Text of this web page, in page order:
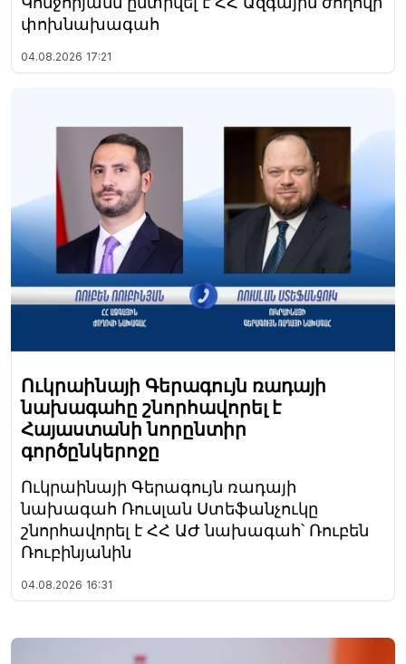
փոխնախագահ
04.08.2026 17:21
Ուկրաինայի Գերագույն ռադայի
նախագահը շնորհավորել է
Հայաստանի նորընտիր
գործընկերոջը
Ուկրաինայի Գերագույն ռադայի
նախագահ Ռուսլան Ստեֆանչուկը
շնորհավորել է ՀՀ ԱԺ նախագահ՝ Ռուբեն
Ռուբինյանին
04.08.2026 16:31